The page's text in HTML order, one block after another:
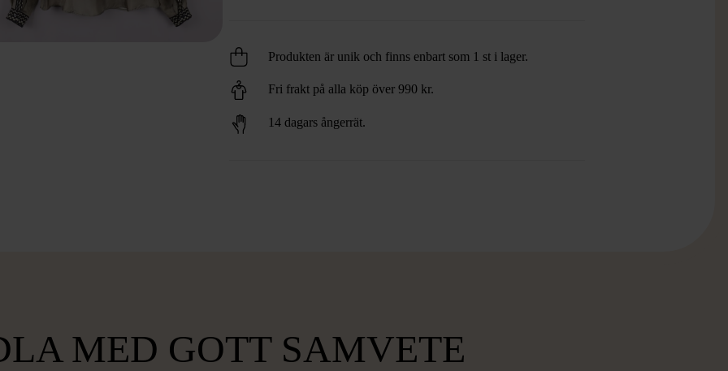
Produkten är unik och finns enbart som 1 st i lager.
Fri frakt på alla köp över 990 kr.
14 dagars ångerrät.
MED GOTT SAMVETE